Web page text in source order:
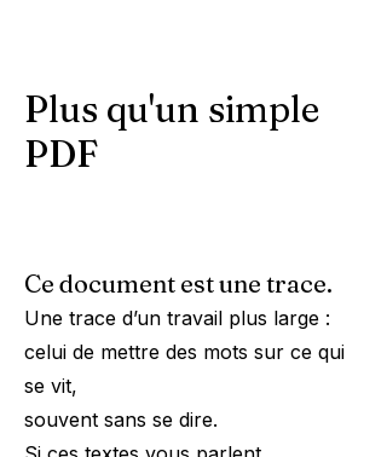
Plus qu'un simple
PDF
Ce document est une trace.
Une trace d’un travail plus large :
celui de mettre des mots sur ce qui
se vit,
souvent sans se dire.